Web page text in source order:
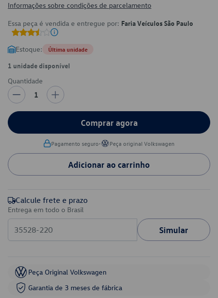
Informações sobre condições de parcelamento
Essa peça é vendida e entregue por: Faria Veículos São Paulo
Estoque: Última unidade
1 unidade disponível
Quantidade
1
Comprar agora
Pagamento seguro• Peça original Volkswagen
Adicionar ao carrinho
Calcule frete e prazo
Entrega em todo o Brasil
Simular
Peça Original Volkswagen
Garantia de 3 meses de fábrica